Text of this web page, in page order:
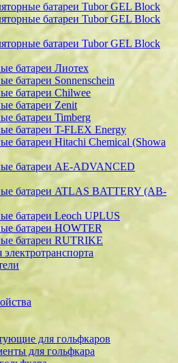
батареи Tubor GEL Block
батареи Tubor GEL Block
батареи Tubor GEL Block
батареи Лиотех
батареи Sonnenschein
батареи Chilwee
батареи Zenit
батареи Timberg
батареи T-FLEX Energy
батареи Hitachi Chemical (Showa
батареи АЕ-ADVANCED
батареи ATLAS BATTERY (AB-
батареи Leoch UPLUS
батареи HOWTER
батареи RUTRIKE
для гольфкаров
для гольфкара